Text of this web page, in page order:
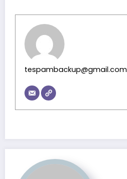
tespambackup@gmail.com